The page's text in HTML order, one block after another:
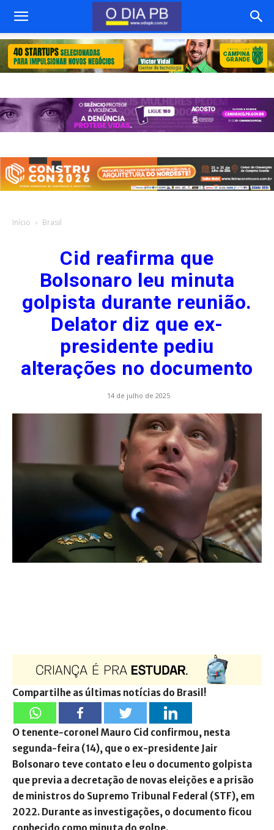
Início Brasil
Cid reafirma que
Bolsonaro leu minuta
golpista durante reunião.
Delator diz que ex-
presidente pediu
alterações no documento
14 de julho de 2025
Compartilhe as últimas notícias do Brasil!
O tenente-coronel Mauro Cid confirmou, nesta
segunda-feira (14), que o ex-presidente Jair
Bolsonaro teve contato e leu o documento golpista
que previa a decretação de novas eleições e a prisão
de ministros do Supremo Tribunal Federal (STF), em
2022. Durante as investigações, o documento ficou